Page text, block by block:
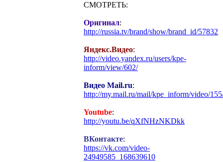
СМОТРЕТЬ:
Оригинал:
http://russia.tv/brand/show/brand_id/57832
Яндекс.Видео:
http://video.yandex.ru/users/kpe-
inform/view/602/
Видео Mail.ru:
http://my.mail.ru/mail/kpe_inform/video/
Youtube:
http://youtu.be/qXfNHzNKDkk
ВКонтакте:
https://vk.com/video-
24949585_168639610